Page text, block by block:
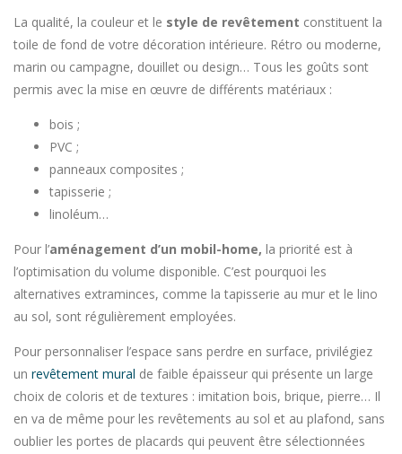
La qualité, la couleur et le style de revêtement constituent la
toile de fond de votre décoration intérieure. Rétro ou moderne,
marin ou campagne, douillet ou design… Tous les goûts sont
permis avec la mise en œuvre de différents matériaux :
bois ;
PVC ;
panneaux composites ;
tapisserie ;
linoléum…
Pour l’aménagement d’un mobil-home, la priorité est à
l’optimisation du volume disponible. C’est pourquoi les
alternatives extraminces, comme la tapisserie au mur et le lino
au sol, sont régulièrement employées.
Pour personnaliser l’espace sans perdre en surface, privilégiez
un revêtement mural de faible épaisseur qui présente un large
choix de coloris et de textures : imitation bois, brique, pierre… Il
en va de même pour les revêtements au sol et au plafond, sans
oublier les portes de placards qui peuvent être sélectionnées